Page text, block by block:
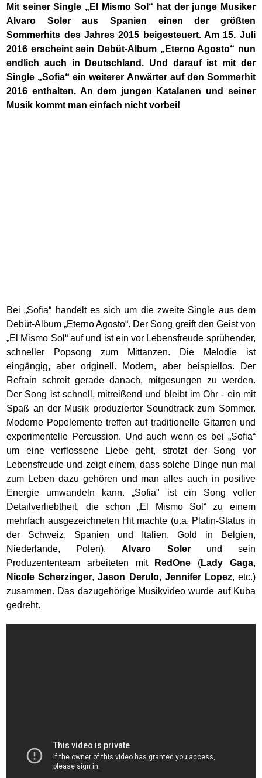
Mit seiner Single „El Mismo Sol“ hat der junge Musiker
Alvaro Soler aus Spanien einen der größten
Sommerhits des Jahres2015 beigesteuert. Am 15. Juli
2016 erscheint sein Debüt-Album „Eterno Agosto“ nun
endlich auch in Deutschland. Und darauf ist mit der
Single „Sofia“ ein weiterer Anwärter auf den Sommerhit
2016 enthalten. An dem jungen Katalanen und seiner
Musik kommt man einfach nicht vorbei!
Bei „Sofia“ handelt es sich um die zweite Single aus dem
Debüt-Album „Eterno Agosto“. Der Song greift den Geist von
„El Mismo Sol“ auf und ist ein vor Lebensfreude sprühender,
schneller Popsong zum Mittanzen. Die Melodie ist
eingängig, aber originell. Modern, aber beispiellos. Der
Refrain schreit gerade danach, mitgesungen zu werden.
Der Song ist schnell, mitreißend und bleibt im Ohr - ein mit
Spaß an der Musik produzierter Soundtrack zum Sommer.
Moderne Popelemente treffen auf traditionelle Gitarren und
experimentelle Percussion. Und auch wenn es bei „Sofia“
um eine verflossene Liebe geht, strotzt der Song vor
Lebensfreude und zeigt einem, dass solche Dinge nun mal
zum Leben dazu gehören und man alles auch in positive
Energie umwandeln kann. „Sofia" ist ein Song voller
Detailverliebtheit, die schon „El Mismo Sol“ zu einem
mehrfach ausgezeichneten Hit machte (u.a. Platin-Status in
der Schweiz, Spanien und Italien. Gold in Belgien,
Niederlande, Polen).Alvaro Solerund sein
Produzententeam arbeiteten mit
RedOne (Lady Gaga,
Nicole Scherzinger,Jason Derulo, Jennifer Lopez, etc.)
zusammen. Das dazugehörige Musikvideo wurde auf Kuba
gedreht.